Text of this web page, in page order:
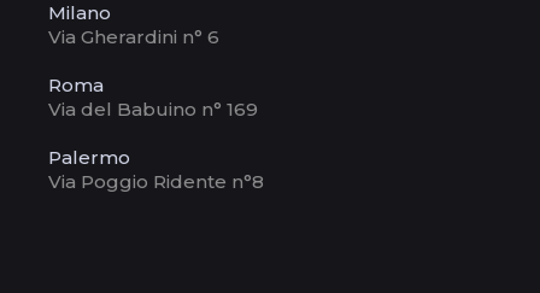
Milano
Via Gherardini n° 6
Roma
Via del Babuino n° 169
Palermo
Via Poggio Ridente n°8